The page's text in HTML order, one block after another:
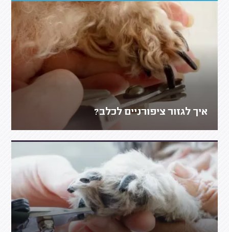
איך לגזור ציפורניים לכלב?